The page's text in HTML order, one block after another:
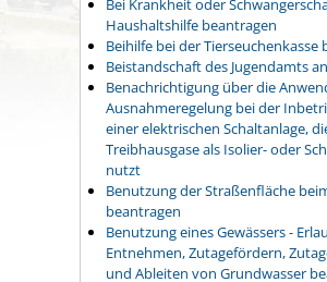
Bei Krankheit oder
Haushaltshilfe beantragen
Beihilfe bei der Tierseuchenkasse
Beistandschaft des Jugendamts
Benachrichtigung über die
Ausnahmeregelung bei der
einer elektrischen Schaltanlage,
Treibhausgase als Isolier- oder
nutzt
Benutzung der Straßenfläche
beantragen
Benutzung eines Gewässers -
Entnehmen, Zutagefördern,
und Ableiten von Grundwasser